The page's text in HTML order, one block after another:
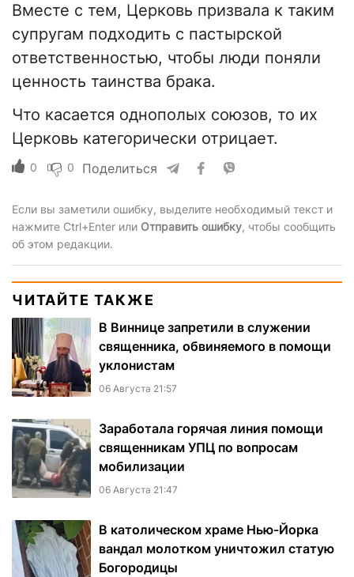
Вместе с тем, Церковь призвала к таким
супругам подходить с пастырской
ответственностью, чтобы люди поняли
ценность таинства брака.
Что касается однополых союзов, то их
Церковь категорически отрицает.
0 0 Поделиться
Если вы заметили ошибку, выделите необходимый текст и
нажмите Ctrl+Enter или Отправить ошибку, чтобы сообщить
об этом редакции.
ЧИТАЙТЕ ТАКЖЕ
В Виннице запретили в служении
священника, обвиняемого в помощи
уклонистам
06 Августа 21:57
Заработала горячая линия помощи
священникам УПЦ по вопросам
мобилизации
06 Августа 21:47
В католическом храме Нью-Йорка
вандал молотком уничтожил статую
Богородицы